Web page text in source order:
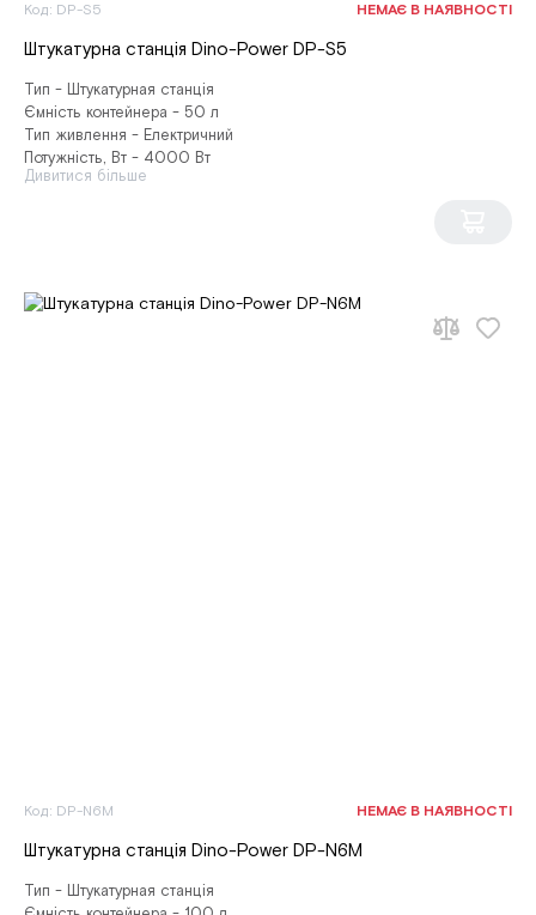
Код: DP-S5 НЕМАЄ В НАЯВНОСТІ
Штукатурна станція Dino-Power DP-S5
Тип - Штукатурная станція
Ємність контейнера - 50 л
Тип живлення - Електричний
Потужність, Вт - 4000 Вт
Дивитися більше
Код: DP-N6M НЕМАЄ В НАЯВНОСТІ
Штукатурна станція Dino-Power DP-N6M
Тип - Штукатурная станція